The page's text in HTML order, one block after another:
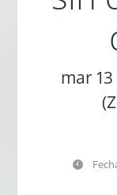
mar